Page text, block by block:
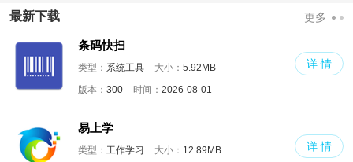
最新下载 更多
条码快扫
类型： 系统工具 大小： 5.92MB
版本： 300 时间： 2026-08-01
详 情
易上学
类型： 工作学习 大小： 12.89MB
详 情